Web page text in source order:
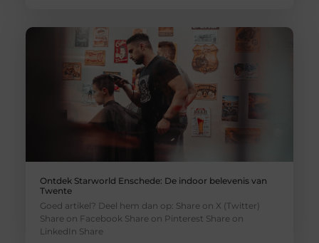
Ontdek Starworld Enschede: De indoor belevenis van
Twente
Goed artikel? Deel hem dan op: Share on X (Twitter)
Share on Facebook Share on Pinterest Share on
LinkedIn Share